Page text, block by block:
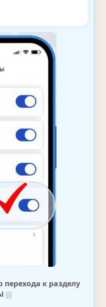
перехода к разделу
⛆